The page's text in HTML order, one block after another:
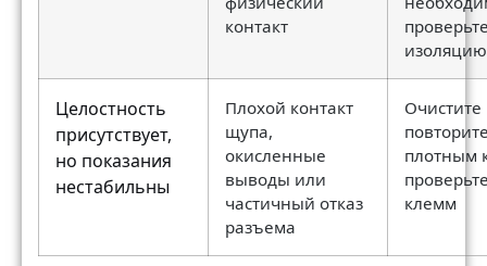
контакт
изоляцию
Целостность
присутствует,
но показания
нестабильны
Плохой контакт
щупа,
окисленные
выводы или
частичный отказ
разъема
плотным
клемм